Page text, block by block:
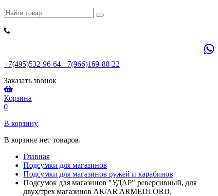
+7(495)532-96-64 +7(966)169-88-22
Заказать звонок
Корзина
0
В корзину
В корзине нет товаров.
Главная
Подсумки для магазинов
Подсумки для магазинов ружей и карабинов
Подсумок для магазинов "УДАР" реверсивный, для
двух/трех магазинов АК/AR ARMEDLORD.